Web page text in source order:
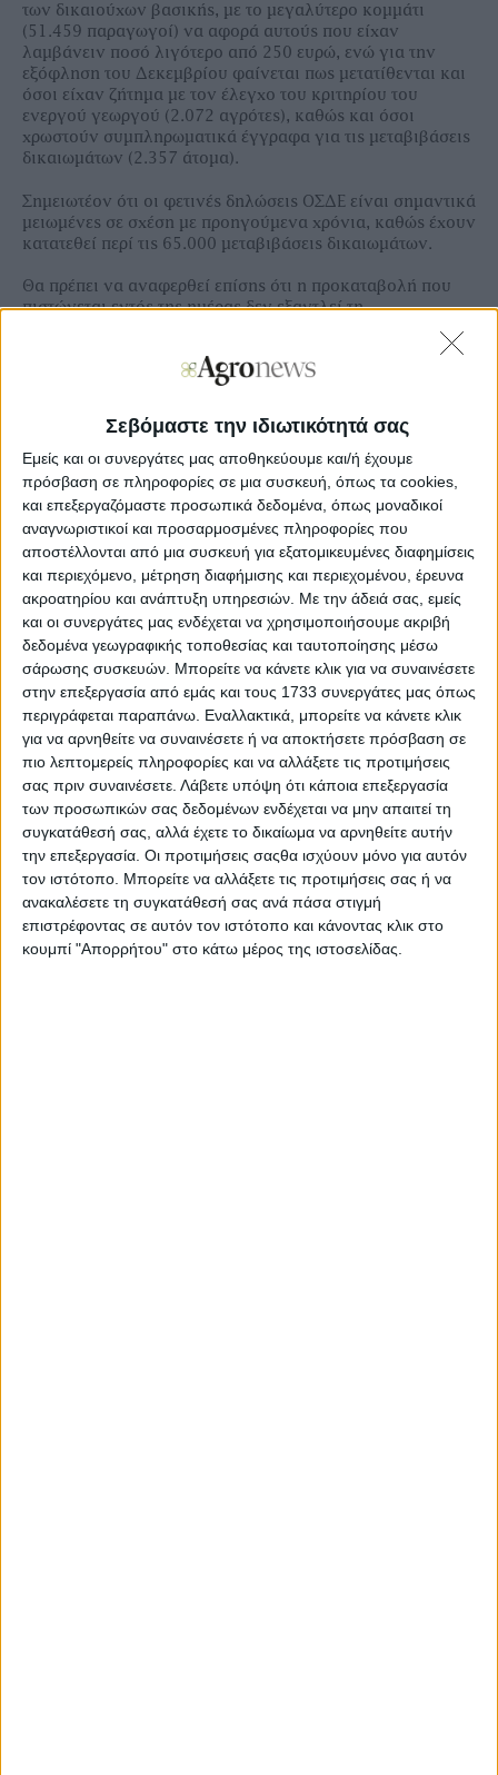
Σεβόμαστε την ιδιωτικότητά σας
Εμείς και οι συνεργάτες μας αποθηκεύουμε και/ή έχουμε
πρόσβαση σε πληροφορίες σε μια συσκευή, όπως τα cookies,
και επεξεργαζόμαστε προσωπικά δεδομένα, όπως μοναδικοί
αναγνωριστικοί και προσαρμοσμένες πληροφορίες που
αποστέλλονται από μια συσκευή για εξατομικευμένες διαφημίσεις
και περιεχόμενο, μέτρηση διαφήμισης και περιεχομένου, έρευνα
ακροατηρίου και ανάπτυξη υπηρεσιών. Με την άδειά σας, εμείς
και οι συνεργάτες μας ενδέχεται να χρησιμοποιήσουμε ακριβή
δεδομένα γεωγραφικής τοποθεσίας και ταυτοποίησης μέσω
σάρωσης συσκευών. Μπορείτε να κάνετε κλικ για να συναινέσετε
στην επεξεργασία από εμάς και τους 1733 συνεργάτες μας όπως
περιγράφεται παραπάνω. Εναλλακτικά, μπορείτε να κάνετε κλικ
για να αρνηθείτε να συναινέσετε ή να αποκτήσετε πρόσβαση σε
πιο λεπτομερείς πληροφορίες και να αλλάξετε τις προτιμήσεις
σας πριν συναινέσετε. Λάβετε υπόψη ότι κάποια επεξεργασία
των προσωπικών σας δεδομένων ενδέχεται να μην απαιτεί τη
συγκατάθεσή σας, αλλά έχετε το δικαίωμα να αρνηθείτε αυτήν
την επεξεργασία. Οι προτιμήσεις σαςθα ισχύουν μόνο για αυτόν
τον ιστότοπο. Μπορείτε να αλλάξετε τις προτιμήσεις σας ή να
ανακαλέσετε τη συγκατάθεσή σας ανά πάσα στιγμή
επιστρέφοντας σε αυτόν τον ιστότοπο και κάνοντας κλικ στο
κουμπί "Απορρήτου" στο κάτω μέρος της ιστοσελίδας.
των δικαιούχων βασικής, µε το µεγαλύτερο κοµµάτι
(51.459 παραγωγοί) να αφορά αυτούς που είχαν
λαµβάνειν ποσό λιγότερο από 250 ευρώ, ενώ για την
εξόφληση του ∆εκεµβρίου φαίνεται πως µετατίθενται και
όσοι είχαν ζήτηµα µε τον έλεγχο του κριτηρίου του
ενεργού γεωργού (2.072 αγρότες), καθώς και όσοι
χρωστούν συµπληρωµατικά έγγραφα για τις µεταβιβάσεις
δικαιωµάτων (2.357 άτοµα).
Σημειωτέον ότι οι φετινές δηλώσεις ΟΣΔΕ είναι σημαντικά
μειωμένες σε σχέση με προηγούμενα χρόνια, καθώς έχουν
κατατεθεί περί τις 65.000 μεταβιβάσεις δικαιωμάτων.
Θα πρέπει να αναφερθεί επίσης ότι η προκαταβολή που
πιστώνεται εντός της ημέρας δεν εξαντλεί τη
κοινοτικούς κανονισμούς, καθώς υπολείπεται του 50%
του συνόλου της ενιαίας ενίσχυσης και περιορίζεται στο
Μειωμένα 10% τα ποσά λέει η ΠΕΚ
Παρέμβαση με αφορμή τις πληρωμές έκανε η Πανελλήνια
Ένωση Κτηνοτρόφων, με επιστολή διαμαρτυρίας για τις
κατασχέσεις στον πρωθυπουργό, τον υπουργό
Οικονομικών και τον υπουργό Αγροτικής Ανάπτυξης.
Στην επιστολή η ΠΕΚ τονίζει ότι: «Η πληρωμή βασικής
ενίσχυσης 2017 και για άλλη μια φορά το υπουργείο
Αγροτικής Ανάπτυξης μας απογοήτευσε. Η πανελλήνια
ένωση κτηνοτρόφων γνωρίζοντας τους νόμους τόσο του
κράτους, όσο και της ευρωπαϊκής ένωσης κρίνει
απαράδεκτη την τελευταία πληρωμή που το Υπουργείο
πραγματοποίησε προς όλους τους αγρότες της χώρας.
Τόσο η παρα
κράτηση των επιδοτήσεων που αγγίζει σε
μερικές περιπτώσεις ακόμα και το 10% όσο και οι
παράνομες κατασχέσεις που έγιναν στους δικαιούχους
καθιστούν για ακόμα μια φορά τους αρμόδιους φορείς
ανίκανους να χειριστούν τις καταστάσεις.
Η πανελλήνια ένωση κτηνοτρόφων υπολογίζοντας το
έννομο συμφέρον των κτηνοτρόφων όλης της χώρας ζητά
ξεκάθαρα από τον υπουργό να πάρει τις σωστές
αποφάσεις και να ακυρώσει κάθε μορφή κατάσχεσης που